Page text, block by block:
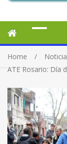
Home
ATE Rosario: Día